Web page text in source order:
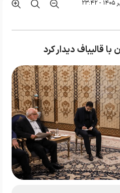
قالیباف دیدار کرد